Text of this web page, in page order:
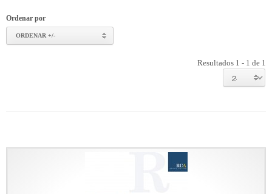
Ordenar por
ORDENAR +/-
Resultados 1 - 1 de 1